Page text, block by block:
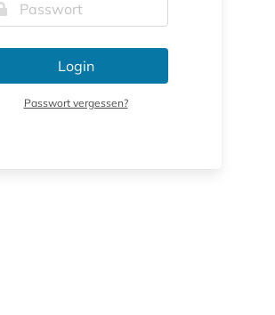
Login
Passwort vergessen?